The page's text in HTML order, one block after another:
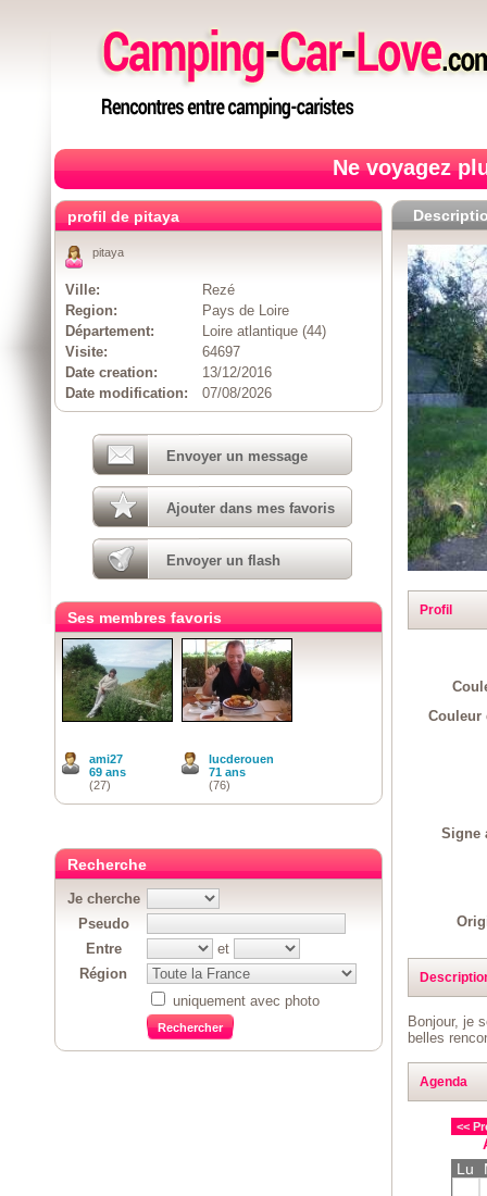
Ne voyagez
Profil
Couleur
Signe
Bonjour, je
belles
Agenda
<<
Lu
profil de pitaya
pitaya
Ville:
Rezé
Region:
Pays de Loire
Département:
Loire atlantique (44)
Visite:
64697
Date creation:
13/12/2016
Date modification:
07/08/2026
Envoyer un message
Ajouter dans mes favoris
Envoyer un flash
Ses membres favoris
ami27
69 ans
(27)
lucderouen
71 ans
(76)
Recherche
Je cherche
Pseudo
Entre
et
Région
uniquement avec photo